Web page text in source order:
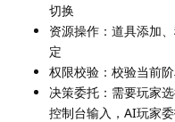
切换
资源操作：道具添加
定
权限校验：校验当前
决策委托：需要玩家
控制台输入，AI玩家